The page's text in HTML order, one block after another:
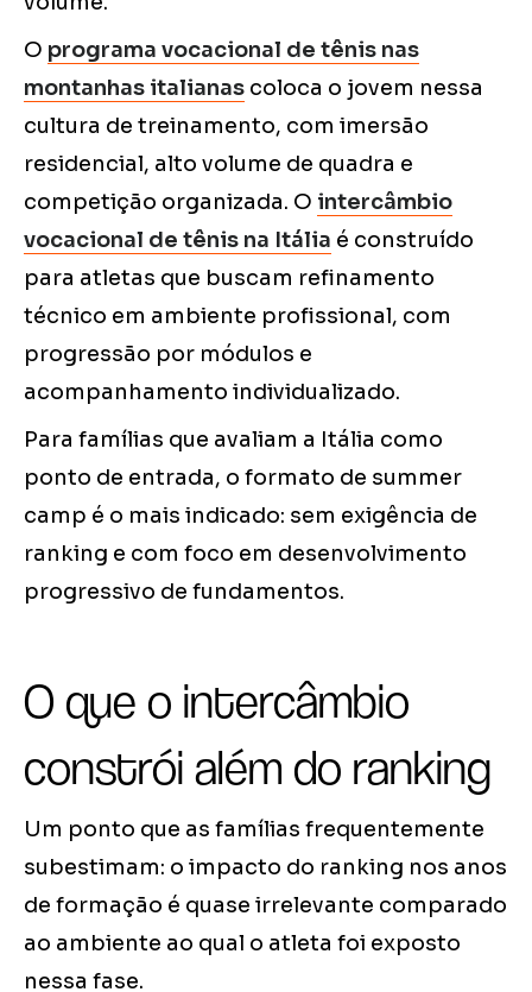
O programa vocacional de tênis nas
montanhas italianas coloca o jovem nessa
cultura de treinamento, com imersão
residencial, alto volume de quadra e
competição organizada. O intercâmbio
vocacional de tênis na Itália é construído
para atletas que buscam refinamento
técnico em ambiente profissional, com
progressão por módulos e
acompanhamento individualizado.
Para famílias que avaliam a Itália como
ponto de entrada, o formato de summer
camp é o mais indicado: sem exigência de
ranking e com foco em desenvolvimento
progressivo de fundamentos.
O que o intercâmbio
constrói além do ranking
Um ponto que as famílias frequentemente
subestimam: o impacto do ranking nos anos
de formação é quase irrelevante comparado
ao ambiente ao qual o atleta foi exposto
nessa fase.